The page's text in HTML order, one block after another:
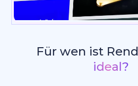
Für wen ist
ideal?